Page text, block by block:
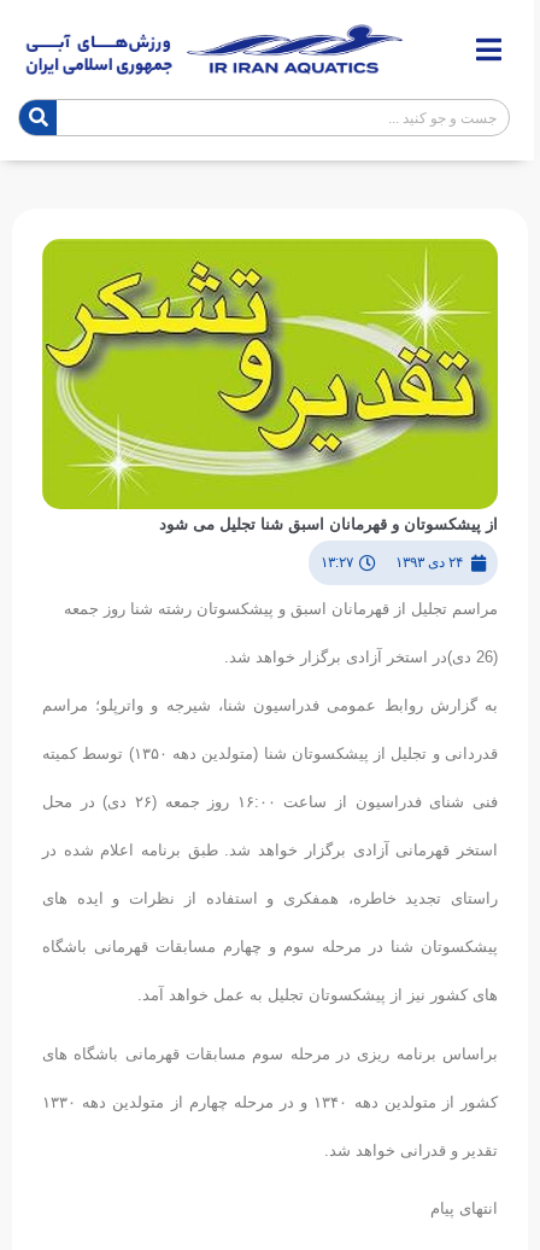
از پیشکسوتان و قهرمانان اسبق شنا تجلیل می شود
۲۴ دی ۱۳۹۳ ۱۳:۲۷
مراسم تجلیل از قهرمانان اسبق و پیشکسوتان رشته شنا روز جمعه
به گزارش روابط عمومی فدراسیون شنا، شیرجه و واترپلو؛ مراسم
قدردانی و تجلیل از پیشکسوتان شنا (متولدین دهه ۱۳۵۰) توسط کمیته
فنی شنای فدراسیون از ساعت ۱۶:۰۰ روز جمعه (۲۶ دی) در محل
استخر قهرمانی آزادی برگزار خواهد شد. طبق برنامه اعلام شده در
راستای تجدید خاطره، همفکری و استفاده از نظرات و ایده های
پیشکسوتان شنا در مرحله سوم و چهارم مسابقات قهرمانی باشگاه
های کشور نیز از پیشکسوتان تجلیل به عمل خواهد آمد.
براساس برنامه ریزی در مرحله سوم مسابقات قهرمانی باشگاه های
کشور از متولدین دهه ۱۳۴۰ و در مرحله چهارم از متولدین دهه ۱۳۳۰
تقدیر و قدرانی خواهد شد.
انتهای پیام